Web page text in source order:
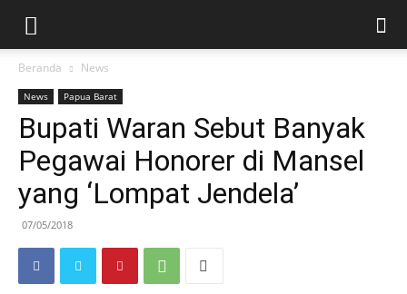
Beranda News
News Papua Barat
Bupati Waran Sebut Banyak
Pegawai Honorer di Mansel
yang ‘Lompat Jendela’
07/05/2018